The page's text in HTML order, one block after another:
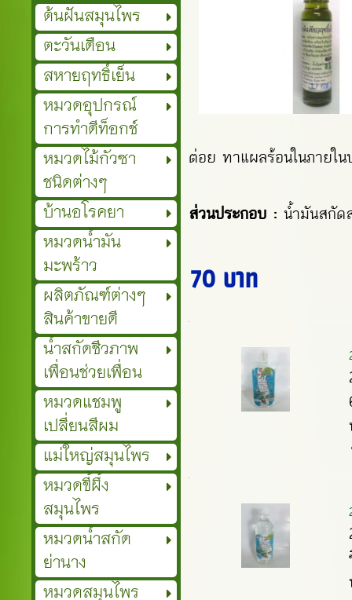
ต้นฝันสมุนไพร
ตะวันเดือน
สหายฤทธิ์เย็น
หมวดอุปกรณ์
การทำดีท็อกช์
หมวดไม้กัวซา
ชนิดต่างๆ
บ้านอโรคยา
หมวดน้ำมัน
มะพร้าว
ผลิตภัณฑ์ต่างๆ
สินค้าขายดี
น้ำสกัดชีวภาพ
เพื่อนช่วยเพื่อน
หมวดแชมพู
เปลี่ยนสีผม
แม่ใหญ่สมุนไพร
หมวดขี้ผึ้ง
สมุนไพร
หมวดน้ำสกัด
ย่านาง
หมวดสมุนไพร
ต่อย ทาแผลร้อนในภายใ
ส่วนประกอบ : น้ำมันสกัด
70 บาท